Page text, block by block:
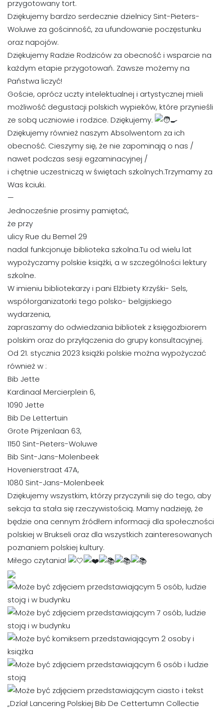
przygotowany tort.
Dziękujemy bardzo serdecznie dzielnicy Sint-Pieters-
Woluwe za gościnność, za ufundowanie poczęstunku
oraz napojów.
Dziękujemy Radzie Rodziców za obecność i wsparcie na
każdym etapie przygotowań. Zawsze możemy na
Państwa liczyć!
Goście, oprócz uczty intelektualnej i artystycznej mieli
możliwość degustacji polskich wypieków, które przynieśli
ze sobą uczniowie i rodzice. Dziękujemy.
Dziękujemy również naszym Absolwentom za ich
obecność. Cieszymy się, że nie zapominają o nas /
nawet podczas sesji egzaminacyjnej /
i chętnie uczestniczą w świętach szkolnych.Trzymamy za
Was kciuki.
—
Jednocześnie prosimy pamiętać,
że przy
ulicy Rue du Bemel 29
nadal funkcjonuje biblioteka szkolna.Tu od wielu lat
wypożyczamy polskie książki, a w szczególności lektury
szkolne.
W imieniu bibliotekarzy i pani Elżbiety Krzyśki- Sels,
współorganizatorki tego polsko- belgijskiego
wydarzenia,
zapraszamy do odwiedzania bibliotek z księgozbiorem
polskim oraz do przyłączenia do grupy konsultacyjnej.
Od 21. stycznia 2023 książki polskie można wypożyczać
również w :
Bib Jette
Kardinaal Mercierplein 6,
1090 Jette
Bib De Lettertuin
Grote Prijzenlaan 63,
1150 Sint-Pieters-Woluwe
Bib Sint-Jans-Molenbeek
Hovenierstraat 47A,
1080 Sint-Jans-Molenbeek
Dziękujemy wszystkim, którzy przyczynili się do tego, aby
sekcja ta stała się rzeczywistością. Mamy nadzieję, że
będzie ona cennym źródłem informacji dla społeczności
polskiej w Brukseli oraz dla wszystkich zainteresowanych
poznaniem polskiej kultury.
Miłego czytania!